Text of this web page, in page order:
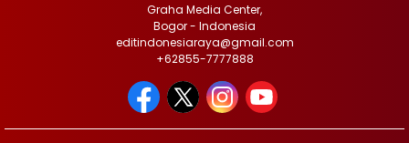
Graha Media Center,
Bogor - Indonesia
editindonesiaraya@gmail.com
+62855-7777888